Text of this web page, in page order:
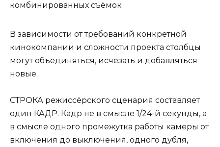
комбинированных съёмок
В зависимости от требований конкретной
кинокомпании и сложности проекта столбцы
могут объединяться, исчезать и добавляться
новые.
СТРОКА режиссёрского сценария составляет
один КАДР. Кадр не в смысле 1/24-й секунды, а
в смысле одного промежутка работы камеры от
включения до выключения, одного дубля,